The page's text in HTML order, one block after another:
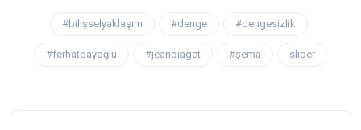
#bilişselyaklaşım #denge #dengesizlik
#ferhatbayoğlu #jeanpiaget #şema slider